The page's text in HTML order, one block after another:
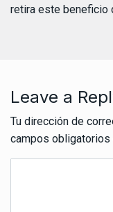
retira este beneficio
Leave a
Tu dirección de
campos obligatorios